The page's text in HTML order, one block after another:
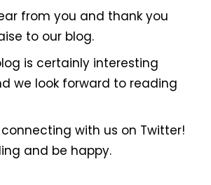
from you and thank you
to our blog.
is certainly interesting
we look forward to reading
with us on Twitter!
and be happy.